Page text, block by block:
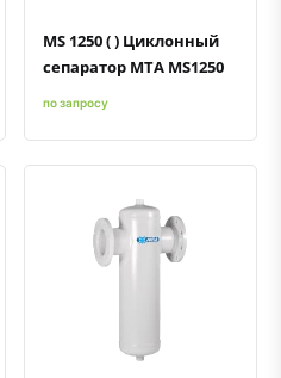
MS 1250 ( ) Циклонный
сепаратор MTA MS1250
по запросу